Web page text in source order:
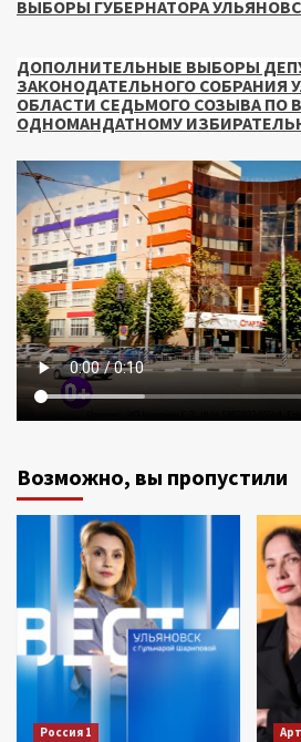
ВЫБОРЫ ГУБЕРНАТОРА
ДОПОЛНИТЕЛЬНЫЕ ВЫБОРЫ
ЗАКОНОДАТЕЛЬНОГО СОБРАНИЯ
ОБЛАСТИ СЕДЬМОГО СОЗЫВА ПО
ОДНОМАНДАТНОМУ
Возможно, вы пропустили
Россия 1